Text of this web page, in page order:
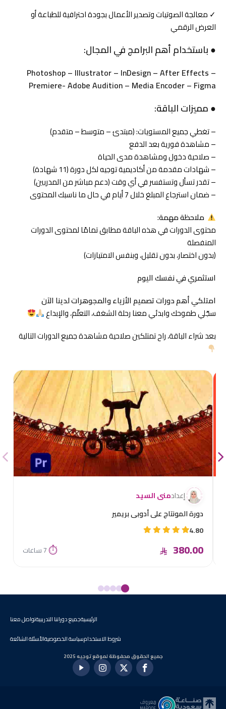
✓ معالجة الصوتيات وتصدير الأعمال بجودة احترافية للطباعة أو
العرض الرقمي
●باستخدام أهم البرامج في المجال:
Photoshop – Illustrator – InDesign – After Effects –
Premiere- Adobe Audition – Media Encoder – Figma
●مميزات الباقة:
– تغطي جميع المستويات: (مبتدئ – متوسط – متقدم)
– مشاهدة فورية بعد الدفع
– صلاحية دخول ومشاهدة مدى الحياة
– شهادات مقدمة من أكاديمية توجيه لكل دورة (11 شهادة)
– تقدر تسأل وتستفسر في أي وقت (دعم مباشر من المدربين)
– ضمان استرجاع المبلغ خلال 7 أيام في حال ما ناسبك المحتوى
ملاحظة مهمة:
محتوى الدورات في هذه الباقة مطابق تمامًا لمحتوى الدورات
المنفصلة
(بدون اختصار، بدون تقليل، وبنفس الامتيازات)
استثمري في نفسك اليوم
امتلكي أهم دورات تصميم الأزياء والمجوهرات لدينا الآن
سجّلي طموحك وابدئي معنا رحلة الشغف، التعلّم، والإبداع
بعد شراء الباقة، راح تمتلكين صلاحية مشاهدة جميع الدورات التالية
إعدادمنى السيد
دورة المونتاج على أدوبي بريمير
4.80
380.00
⏱7 ساعات
الرئيسيةجميع دوراتنا التدريبيةتواصل معنا
جميع الحقوق محفوظة لموقع توجيه 2025
شروط الاستخدامسياسة الخصوصيةالأسئلة الشائعة